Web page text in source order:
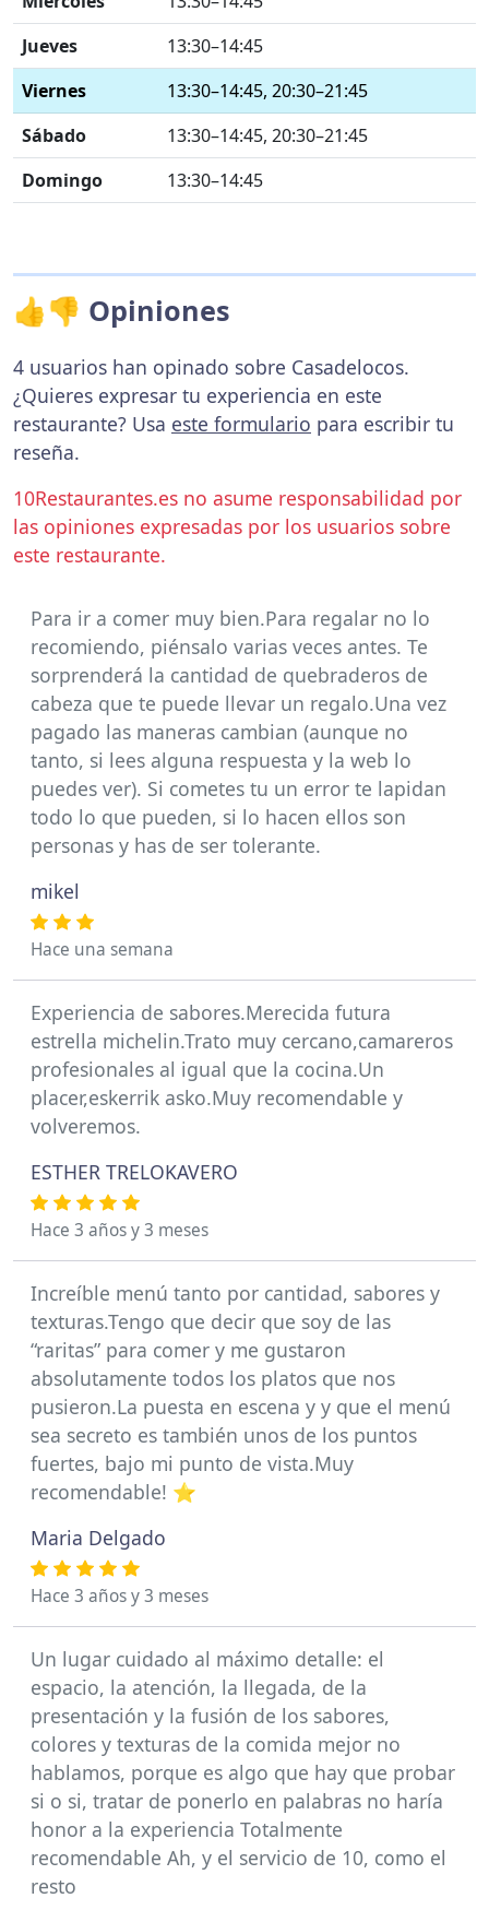
Jueves
13:30–14:45
Viernes
13:30–14:45, 20:30–21:45
Sábado
13:30–14:45, 20:30–21:45
Domingo
13:30–14:45
👍👎 Opiniones
4 usuarios han opinado sobre Casadelocos.
¿Quieres expresar tu experiencia en este
restaurante? Usa este formulario para escribir tu
reseña.
10Restaurantes.es no asume responsabilidad por
las opiniones expresadas por los usuarios sobre
este restaurante.
Para ir a comer muy bien.Para regalar no lo
recomiendo, piénsalo varias veces antes. Te
sorprenderá la cantidad de quebraderos de
cabeza que te puede llevar un regalo.Una vez
pagado las maneras cambian (aunque no
tanto, si lees alguna respuesta y la web lo
puedes ver). Si cometes tu un error te lapidan
todo lo que pueden, si lo hacen ellos son
personas y has de ser tolerante.
mikel
Hace una semana
Experiencia de sabores.Merecida futura
estrella michelin.Trato muy cercano,camareros
profesionales al igual que la cocina.Un
placer,eskerrik asko.Muy recomendable y
volveremos.
ESTHER TRELOKAVERO
Hace 3 años y 3 meses
Increíble menú tanto por cantidad, sabores y
texturas.Tengo que decir que soy de las
“raritas” para comer y me gustaron
absolutamente todos los platos que nos
pusieron.La puesta en escena y y que el menú
sea secreto es también unos de los puntos
fuertes, bajo mi punto de vista.Muy
recomendable! ⭐️
Maria Delgado
Hace 3 años y 3 meses
Un lugar cuidado al máximo detalle: el
espacio, la atención, la llegada, de la
presentación y la fusión de los sabores,
colores y texturas de la comida mejor no
hablamos, porque es algo que hay que probar
si o si, tratar de ponerlo en palabras no haría
honor a la experiencia Totalmente
recomendable Ah, y el servicio de 10, como el
resto